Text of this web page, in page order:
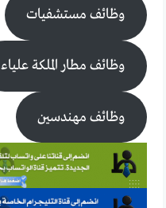
وظائف مستشفيات
وظائف مطار الملكة علياء
وظائف مهندسين